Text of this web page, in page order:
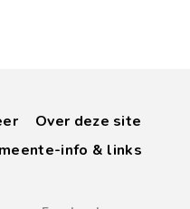
Over deze site
info & links